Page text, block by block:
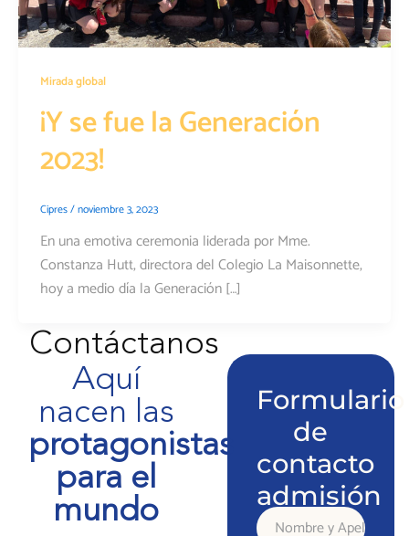
Mirada global
¡Y se fue la Generación
2023!
Cipres/noviembre 3, 2023
En una emotiva ceremonia liderada por Mme.
Constanza Hutt, directora del Colegio La Maisonnette,
hoy a medio día la Generación […]
Contáctanos
Aquí
nacen las
protagonistas
para el
mundo
Formulario
de
contacto
admisión
Nombre